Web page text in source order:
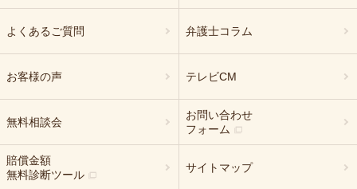
よくあるご質問 弁護士コラム
お客様の声 テレビCM
無料相談会
お問い合わせ
フォーム
賠償金額
無料診断ツール
サイトマップ